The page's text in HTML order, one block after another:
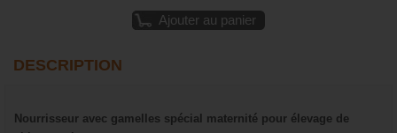
Ajouter au panier
DESCRIPTION
Nourrisseur avec gamelles spécial maternité pour élevage de